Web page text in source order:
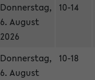
Donnerstag,
6. August
2026
10-14
Donnerstag,
6. August
10-18